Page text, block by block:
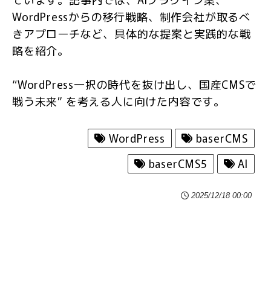
WordPressからの移行戦略、制作会社が取るべ
きアプローチなど、具体的な提案と実践的な戦
略を紹介。
“WordPress一択の時代を抜け出し、国産CMSで
戦う未来” を考える人に向けた内容です。
WordPress
baserCMS
baserCMS5
AI
2025/12/18 00:00